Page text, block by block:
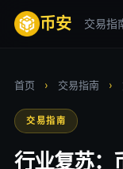
币安 交易指
首页 › 交易指南 ›
交易指南
行业复苏：